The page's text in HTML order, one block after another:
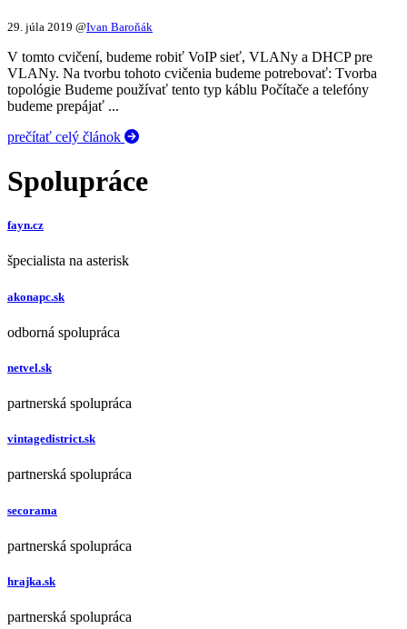
29. júla 2019 @Ivan Baroňák
V tomto cvičení, budeme robiť VoIP sieť, VLANy a DHCP pre
VLANy. Na tvorbu tohoto cvičenia budeme potrebovať: Tvorba
topológie Budeme používať tento typ káblu Počítače a telefóny
budeme prepájať ...
prečítať celý článok
Spolupráce
fayn.cz
špecialista na asterisk
akonapc.sk
odborná spolupráca
netvel.sk
partnerská spolupráca
vintagedistrict.sk
partnerská spolupráca
secorama
partnerská spolupráca
hrajka.sk
partnerská spolupráca